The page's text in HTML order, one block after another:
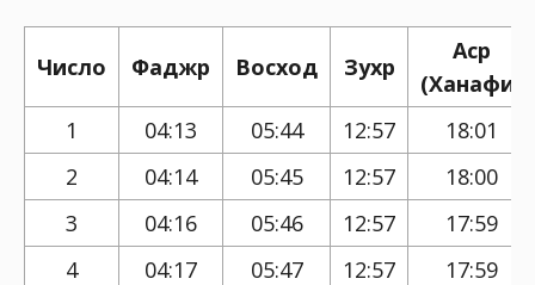
Число Фаджр Восход Зухр
Аср
(Ханафи)
1
04:13 05:44 12:57
18:01
2
04:14 05:45 12:57
18:00
3
04:16 05:46 12:57
17:59
4
04:17 05:47 12:57
17:59